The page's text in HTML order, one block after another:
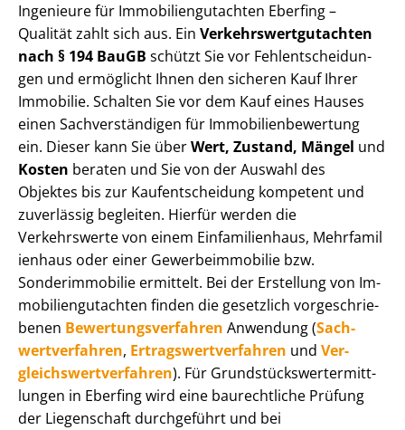
Ingenieure für Im­mo­bi­li­en­gut­ach­ten Eberfing –
Qualität zahlt sich aus. Ein Ver­kehrs­wert­gut­ach­ten
nach § 194 BauGB schützt Sie vor Fehl­ent­schei­dun­
gen und ermöglicht Ihnen den sicheren Kauf Ihrer
Immobilie. Schalten Sie vor dem Kauf eines Hauses
einen Sach­ver­stän­di­gen für Im­mo­bi­li­en­be­wer­tung
ein. Dieser kann Sie überWert, Zustand, Mängel und
Kosten beraten und Sie von der Auswahl des
Objektes bis zur Kauf­ent­schei­dung kompetent und
zuverlässig begleiten. Hierfür werden die
Verkehrswerte von einem Einfamilienhaus, Mehr­fa­mi­l
i­en­haus oder einer Ge­wer­be­im­mo­bi­lie bzw.
Sonderimmobilie ermittelt. Bei der Erstellung von Im­
mo­bi­li­en­gut­ach­ten finden die gesetzlich vor­ge­schrie­
be­nen Be­wer­tungs­ver­fah­ren Anwendung (Sach­
wert­ver­fah­ren, Er­trags­wert­ver­fah­ren und Ver­
gleichs­wert­ver­fah­ren). Für Grund­stücks­wert­ermitt­
lun­gen in Eberfing wird eine baurechtliche Prüfung
der Liegenschaft durchgeführt und bei